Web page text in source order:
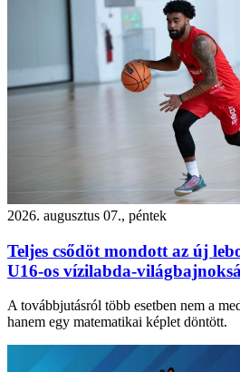
2026. augusztus 07., péntek
Teljes csődöt mondott az új
U16-os vízilabda-
A továbbjutásról több esetben nem a
hanem egy matematikai képlet döntött.